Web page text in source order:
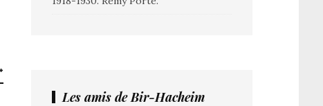
Les amis de Bir-Hacheim